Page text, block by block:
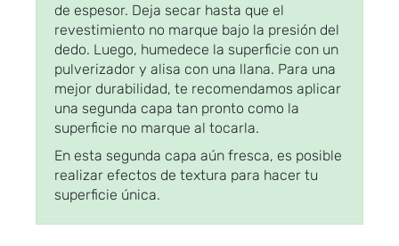
de espesor. Deja secar hasta que el
revestimiento no marque bajo la presión del
dedo. Luego, humedece la superficie con un
pulverizador y alisa con una llana. Para una
mejor durabilidad, te recomendamos aplicar
una segunda capa tan pronto como la
superficie no marque al tocarla.
En esta segunda capa aún fresca, es posible
realizar efectos de textura para hacer tu
superficie única.